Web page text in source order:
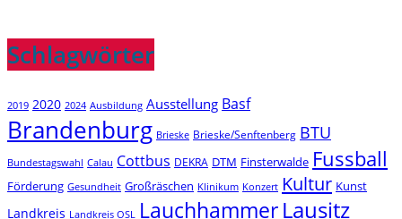
Schlagwörter
2019 2020 2024 Ausbildung Ausstellung Basf
Brandenburg Brieske Brieske/Senftenberg BTU
Bundestagswahl Calau Cottbus DEKRA DTM Finsterwalde Fussball
Förderung Gesundheit Großräschen Klinikum Konzert Kultur Kunst
Landkreis Landkreis OSL LauchhammerLausitz